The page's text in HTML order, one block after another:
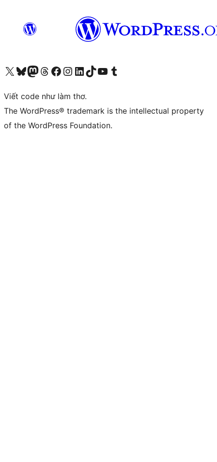
Truy cập tài khoản X (trước đây là Twitter) của chúng tôiVisit our Bluesky account
Visit our Mastodon account
Visit our Threads account
Xem trang Facebook của chúng tôiTruy cập tài khoản Instagram của chúng tôiTruy cập tài khoản LinkedIn của chúng tôiVisit our TikTok account
Truy cập kênh YouTube của chúng tôi Visit our Tumblr account
Viết code như làm thơ.
The WordPress® trademark is the intellectual property
of the WordPress Foundation.